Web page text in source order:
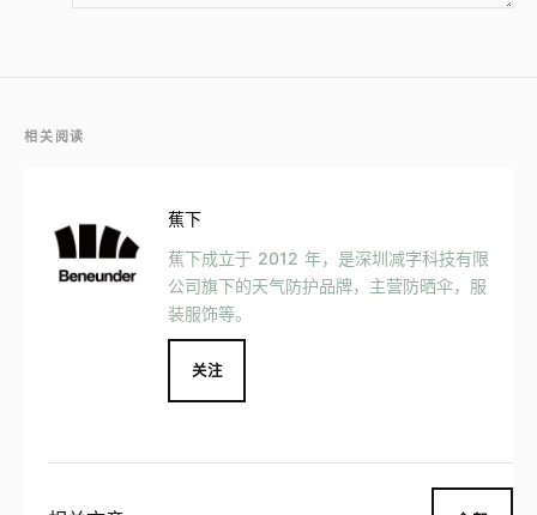
相关阅读
蕉下
蕉下成立于 2012 年，是深圳减字科技有限
公司旗下的天气防护品牌，主营防晒伞，服
装服饰等。
关注